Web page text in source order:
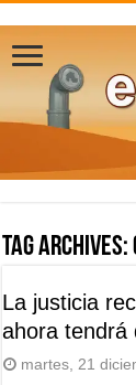
Tag Archives:
La justicia
ahora tendrá
martes, 21